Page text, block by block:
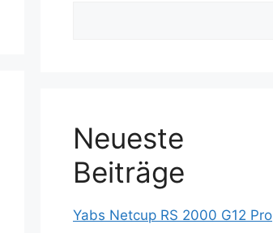
Neueste
Beiträge
Yabs Netcup RS 2000 G12 Pro